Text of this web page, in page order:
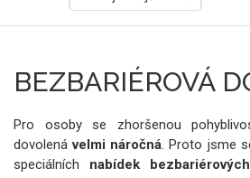
BEZBARIÉROVÁ
Pro osoby se zhoršenou
dovolenávelmi náročná. Proto jsme
speciálních nabídek